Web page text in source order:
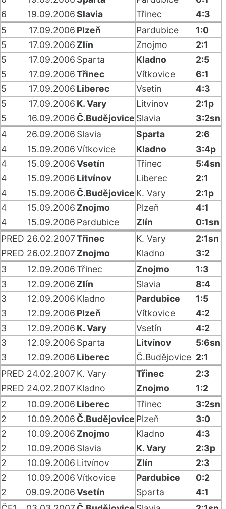
6
19.09.2006Slavia Třinec
4:3
5
17.09.2006 Plzeň Pardubice
1:0
5
17.09.2006 Zlín Znojmo
2:1
5
17.09.2006 Sparta Kladno
2:5
5
17.09.2006Třinec Vítkovice
6:1
5
17.09.2006 Liberec Vsetín
4:3
5
17.09.2006 K. Vary Litvínov
2:1p
5
16.09.2006 Č.Budějovice Slavia
3:2sn
4
26.09.2006 Slavia Sparta
2:6
4
15.09.2006Vítkovice Kladno
3:4p
4
15.09.2006Vsetín Třinec
5:4sn
4
15.09.2006 Litvínov Liberec
2:1
4
15.09.2006 Č.Budějovice K. Vary
2:1p
4
15.09.2006 Znojmo Plzeň
4:1
4
15.09.2006 Pardubice Zlín
0:1sn
PRED 26.02.2007Třinec K. Vary
2:1sn
PRED 26.02.2007 Znojmo Kladno
3:2
3
12.09.2006Třinec Znojmo
1:3
3
12.09.2006 Zlín Slavia
8:4
3
12.09.2006 Kladno Pardubice
1:5
3
12.09.2006 Plzeň Vítkovice
4:2
3
12.09.2006 K. Vary Vsetín
4:2
3
12.09.2006 Sparta Litvínov
5:6sn
3
12.09.2006 Liberec Č.Budějovice 2:1
PRED 24.02.2007 K. Vary Třinec
2:3
PRED 24.02.2007 Kladno Znojmo
1:2
2
10.09.2006 Liberec Třinec
3:2sn
2
10.09.2006 Č.Budějovice Plzeň
3:0
2
10.09.2006 Znojmo Kladno
4:3
2
10.09.2006 Slavia K. Vary
2:3p
2
10.09.2006 Litvínov Zlín
2:3
2
10.09.2006Vítkovice Pardubice
0:2
2
09.09.2006Vsetín Sparta
4:1